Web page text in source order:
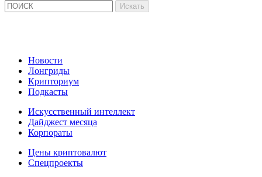
Новости
Лонгриды
Крипториум
Подкасты
Искусственный интеллект
Дайджест месяца
Корпораты
Цены криптовалют
Спецпроекты